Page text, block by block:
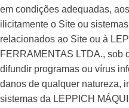
em condições adequadas,
ilicitamente o Site ou
relacionados ao Site ou à
FERRAMENTAS LTDA., sob
difundir programas ou vírus
danos de qualquer natureza,
sistemas da LEPPICH